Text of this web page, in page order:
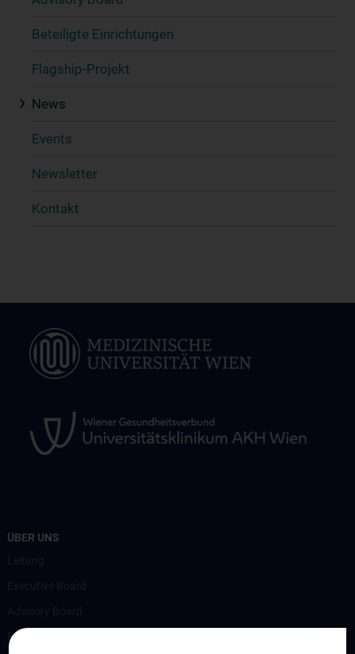
Beteiligte Einrichtungen
Flagship-Projekt
News
Events
Newsletter
Kontakt
ÜBER UNS
Beteiligte Einrichtungen